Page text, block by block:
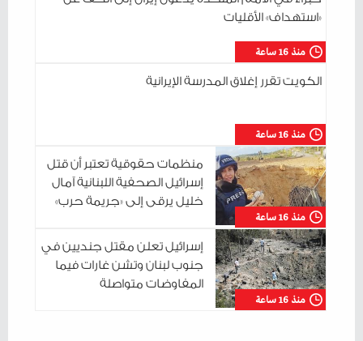
منذ 16 ساعة
«استهداف» الأقليات
منذ 16 ساعة
الكويت تقرر إغلاق المدرسة الإيرانية
منذ 16 ساعة
منظمات حقوقية تعتبر أن قتل
إسرائيل الصحفية اللبنانية آمال
خليل يرقى إلى «جريمة حرب»
منذ 16 ساعة
إسرائيل تعلن مقتل جنديين في
جنوب لبنان وتشن غارات فيما
المفاوضات متواصلة